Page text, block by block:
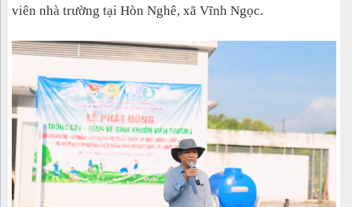
viên nhà trường tại Hòn Nghê, xã Vĩnh Ngọc.